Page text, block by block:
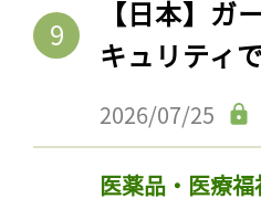
【日本】
キュリティ
2026/07/25
医薬品・医療福